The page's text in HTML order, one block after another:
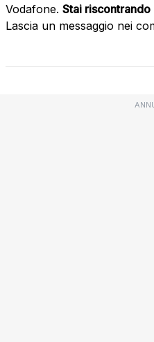
Vodafone. Stai
Lascia un messaggio nei